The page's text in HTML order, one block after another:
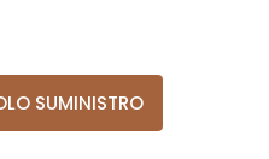
SUMINISTRO